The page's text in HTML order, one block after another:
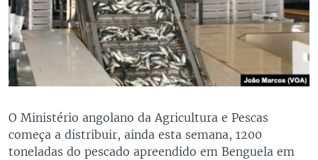
O Ministério angolano da Agricultura e Pescas
começa a distribuir, ainda esta semana, 1200
toneladas do pescado apreendido em Benguela em